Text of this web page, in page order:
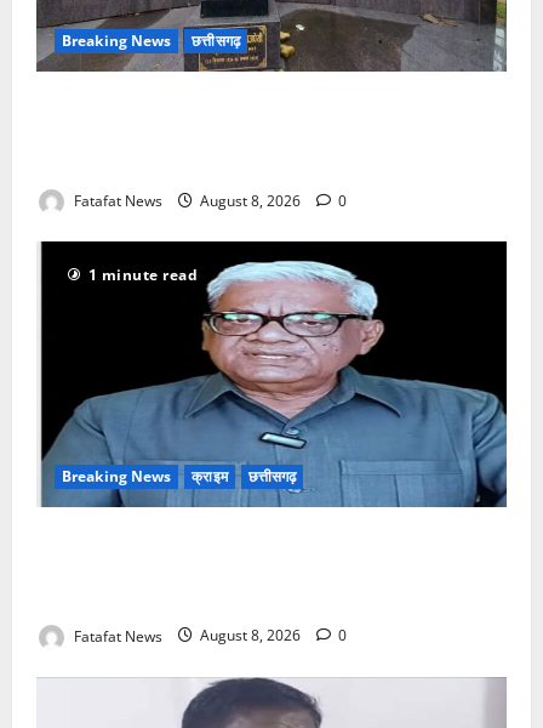
Breaking News छत्तीसगढ़
Fatafat News August 8, 2026 0
1 minute read
Breaking News क्राइम छत्तीसगढ़
Fatafat News August 8, 2026 0